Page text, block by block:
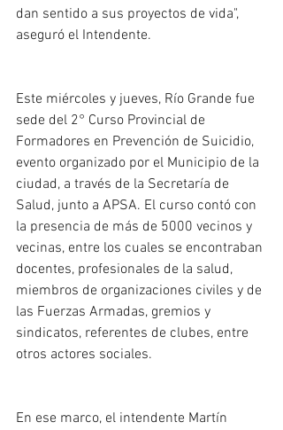
dan sentido a sus proyectos de vida",
aseguró el Intendente.
Este miércoles y jueves, Río Grande fue
sede del 2° Curso Provincial de
Formadores en Prevención de Suicidio,
evento organizado por el Municipio de la
ciudad, a través de la Secretaría de
Salud, junto a APSA. El curso contó con
la presencia de más de 5000 vecinos y
vecinas, entre los cuales se encontraban
docentes, profesionales de la salud,
miembros de organizaciones civiles y de
las Fuerzas Armadas, gremios y
sindicatos, referentes de clubes, entre
otros actores sociales.
En ese marco, el intendente Martín